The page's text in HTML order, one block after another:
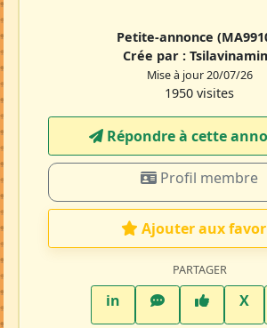
Petite-annonce
Crée par :
Mise à jour 20/07/26
1950 visites
Répondre à cette
Profil membre
Ajouter aux
PARTAGER
inLinkedInWhatsAppFacebook
X